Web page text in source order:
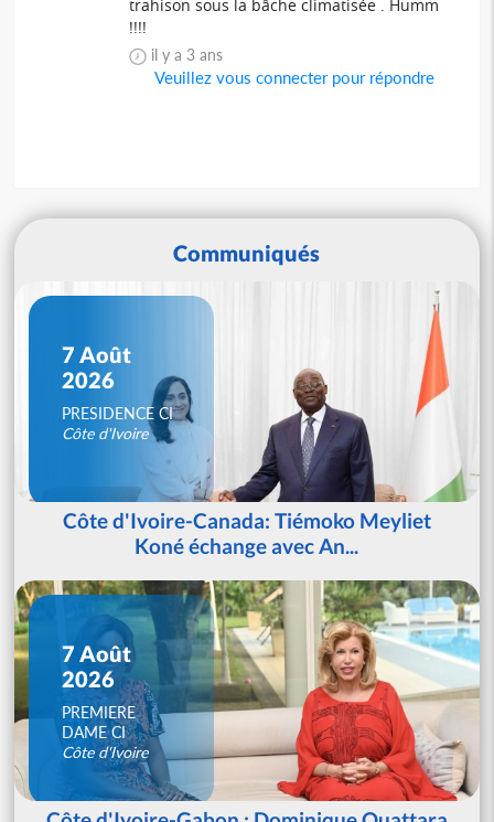
trahison sous la bâche climatisée . Humm
!!!!
il y a 3 ans
Veuillez vous connecter pour répondre
Communiqués
7 Août
2026
PRESIDENCE CI
Côte d'Ivoire
Côte d'Ivoire-Canada: Tiémoko Meyliet
Koné échange avec An...
7 Août
2026
PREMIERE
DAME CI
Côte d'Ivoire